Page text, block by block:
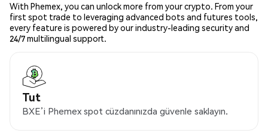
With Phemex, you can unlock more from your crypto. From your
first spot trade to leveraging advanced bots and futures tools,
every feature is powered by our industry-leading security and
24/7 multilingual support.
Tut
BXE’i Phemex spot cüzdanınızda güvenle saklayın.